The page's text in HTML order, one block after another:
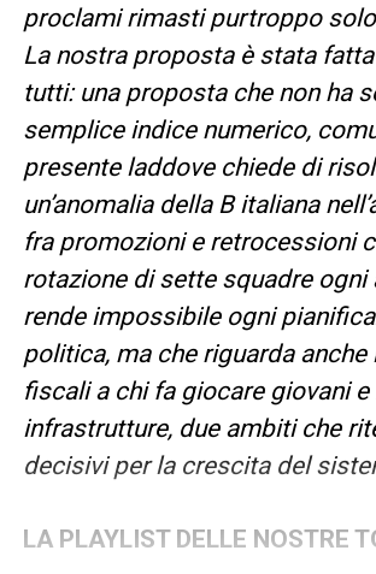
proclami rimasti purtroppo
La nostra proposta è stata
tutti: una proposta che non ha
semplice indice numerico,
presente laddove chiede di
un’anomalia della B italiana
fra promozioni e retrocessioni
rotazione di sette squadre ogni
rende impossibile ogni
politica, ma che riguarda anche
fiscali a chi fa giocare giovani e
infrastrutture, due ambiti che
decisivi per la crescita del
LA PLAYLIST DELLE NOSTRE